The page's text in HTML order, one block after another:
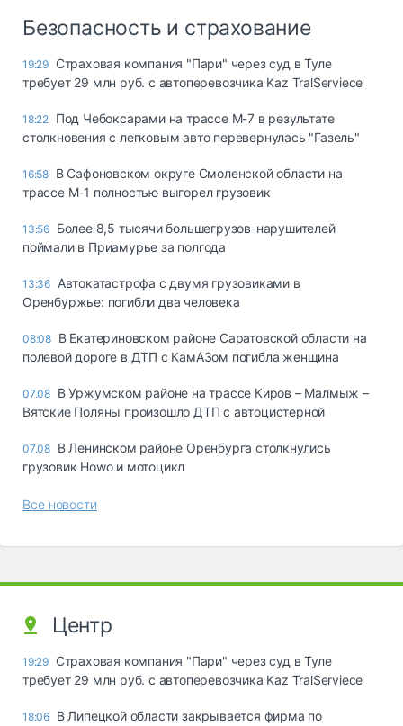
Безопасность и страхование
19:29 Страховая компания "Пари" через суд в Туле
требует 29 млн руб. с автоперевозчика Kaz TralServiece
18:22 Под Чебоксарами на трассе М-7 в результате
столкновения с легковым авто перевернулась "Газель"
16:58 В Сафоновском округе Смоленской области на
трассе М-1 полностью выгорел грузовик
13:56 Более 8,5 тысячи большегрузов-нарушителей
поймали в Приамурье за полгода
13:36 Автокатастрофа с двумя грузовиками в
Оренбуржье: погибли два человека
08:08 В Екатериновском районе Саратовской области на
полевой дороге в ДТП с КамАЗом погибла женщина
07.08 В Уржумском районе на трассе Киров – Малмыж –
Вятские Поляны произошло ДТП с автоцистерной
07.08 В Ленинском районе Оренбурга столкнулись
грузовик Howo и мотоцикл
Все новости
Центр
19:29 Страховая компания "Пари" через суд в Туле
требует 29 млн руб. с автоперевозчика Kaz TralServiece
18:06 В Липецкой области закрывается фирма по